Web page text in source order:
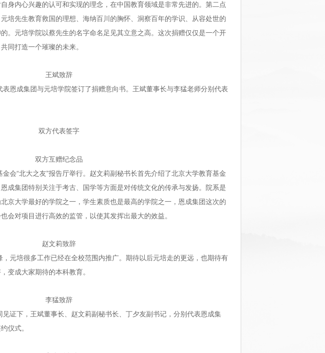
身内心兴趣的认可和实现的理念，在中国教育领域是非常先进的。第二点
培先生教育救国的理想、海纳百川的胸怀、洞察百年的学识、从容处世的
。元培学院以蔡先生的名字命名足见其立意之高。这次捐赠仅仅是一个开
同打造一个璀璨的未来。
王斌致辞
恩成集团与元培学院签订了捐赠意向书。王斌董事长与李猛老师分别代表
双方代表签字
双方互赠纪念品
金会“北大之友”报告厅举行。赵文莉副秘书长首先介绍了北京大学教育基金
成集团特别关注于考古、国学等方面是对传统文化的传承与发扬。院系是
京大学最好的学院之一，学生素质也是最高的学院之一，恩成集团这次的
会对项目进行高效的监管，以使其发挥出最大的效益。
赵文莉致辞
元培很多工作已经在全校范围内推广。期待以后元培走的更远，也期待有
变成大家期待的本科教育。
李猛致辞
证下，王斌董事长、赵文莉副秘书长、丁夕友副书记，分别代表恩成集
仪式。